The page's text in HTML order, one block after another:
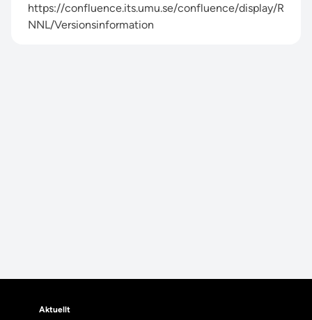
https://confluence.its.umu.se/confluence/display/R
NNL/Versionsinformation
Aktuellt